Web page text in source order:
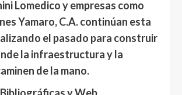
Lomedicoy empresas como
Yamaro, C.A.continúan esta
el pasado para construir
la infraestructura y la
de la mano.